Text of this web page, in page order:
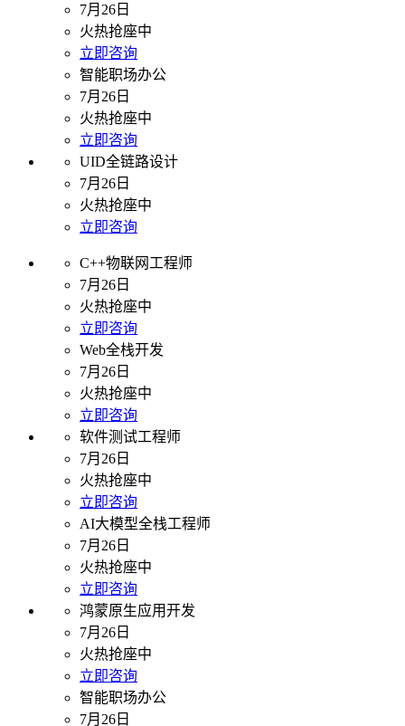
7月26日
火热抢座中
立即咨询
智能职场办公
7月26日
火热抢座中
立即咨询
UID全链路设计
7月26日
火热抢座中
立即咨询
C++物联网工程师
7月26日
火热抢座中
立即咨询
Web全栈开发
7月26日
火热抢座中
立即咨询
软件测试工程师
7月26日
火热抢座中
立即咨询
AI大模型全栈工程师
7月26日
火热抢座中
立即咨询
鸿蒙原生应用开发
7月26日
火热抢座中
立即咨询
智能职场办公
7月26日